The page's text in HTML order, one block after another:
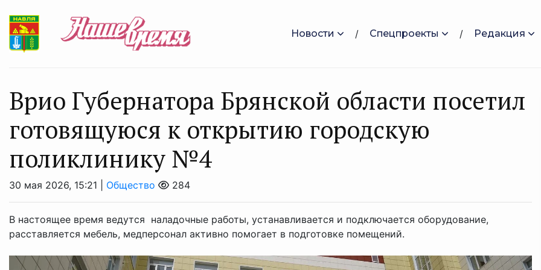
Новости Спецпроекты Редакция
Врио Губернатора Брянской области посетил
готовящуюся к открытию городскую
поликлинику №4
30 мая 2026, 15:21 | Общество 284
В настоящее время ведутся наладочные работы, устанавливается и подключается оборудование,
расставляется мебель, медперсонал активно помогает в подготовке помещений.